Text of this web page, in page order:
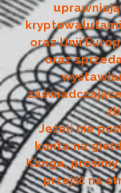
oraz Unii
oraz
Jeżeli nie
konta na
Kanga,
przejść na